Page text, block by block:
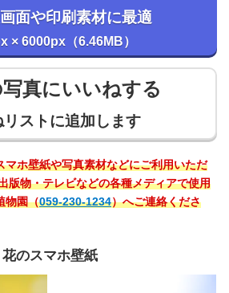
面や印刷素材に最適
× 6000px（6.46MB）
真にいいねする
リストに追加します
マホ壁紙や写真素材などにご利用いただ
版物・テレビなどの各種メディアで使用
物園（059-230-1234）へご連絡くださ
花のスマホ壁紙